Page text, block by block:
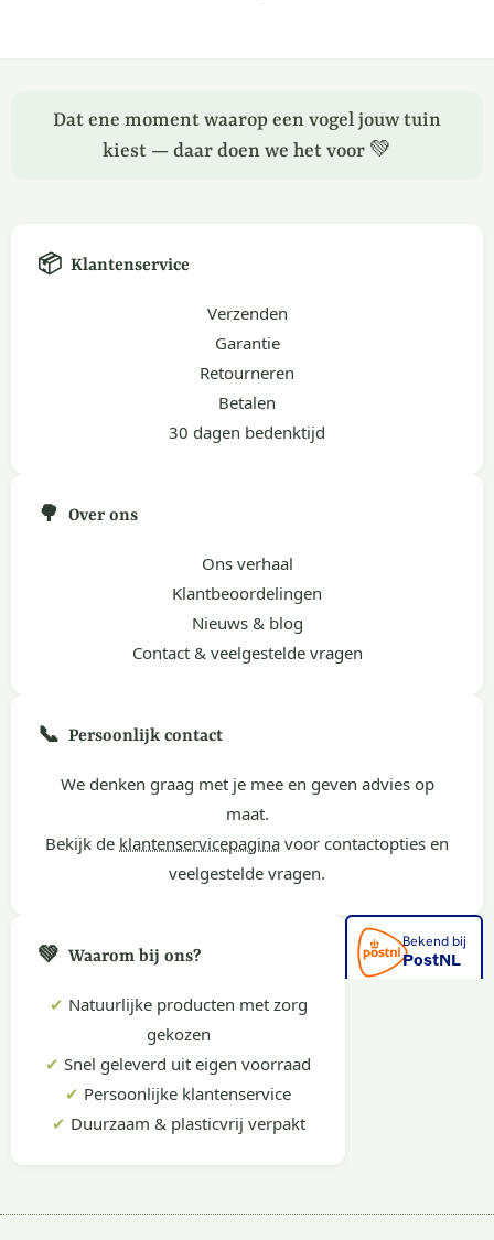
Dat ene moment waarop een vogel jouw tuin
kiest — daar doen we het voor 💚
📦 Klantenservice
Verzenden
Garantie
Retourneren
Betalen
30 dagen bedenktijd
🌳 Over ons
Ons verhaal
Klantbeoordelingen
Nieuws & blog
Contact & veelgestelde vragen
📞 Persoonlijk contact
We denken graag met je mee en geven advies op
maat.
Bekijk de klantenservicepagina voor contactopties en
veelgestelde vragen.
💚 Waarom bij ons?
✔ Natuurlijke producten met zorg
gekozen
✔ Snel geleverd uit eigen voorraad
✔ Persoonlijke klantenservice
✔ Duurzaam & plasticvrij verpakt